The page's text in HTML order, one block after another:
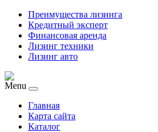
Преимущества лизинга
Кредитный эксперт
Финансовая аренда
Лизинг техники
Лизинг авто
Menu
Главная
Карта сайта
Каталог